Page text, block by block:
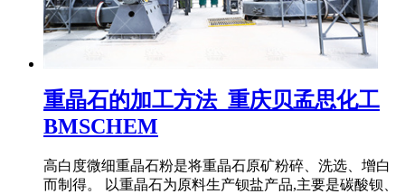
重晶石的加工方法_重庆贝孟思化工
BMSCHEM
高白度微细重晶石粉是将重晶石原矿粉碎、洗选、增白
而制得。 以重晶石为原料生产钡盐产品,主要是碳酸钡、